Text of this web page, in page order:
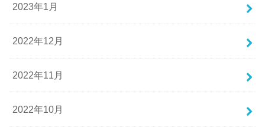
2023年1月
2022年12月
2022年11月
2022年10月